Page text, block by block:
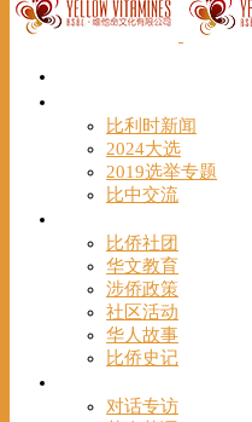
比利时新闻
2024大选
2019选举专题
比中交流
比侨社团
华文教育
涉侨政策
社区活动
华人故事
比侨史记
对话专访